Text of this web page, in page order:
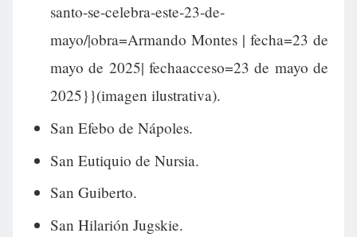
santo-se-celebra-este-23-de-
mayo/|obra=Armando Montes | fecha=23 de
mayo de 2025| fechaacceso=23 de mayo de
2025}}(imagen ilustrativa).
San Efebo de Nápoles.
San Eutiquio de Nursia.
San Guiberto.
San Hilarión Jugskie.